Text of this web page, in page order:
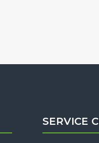
SERVICE